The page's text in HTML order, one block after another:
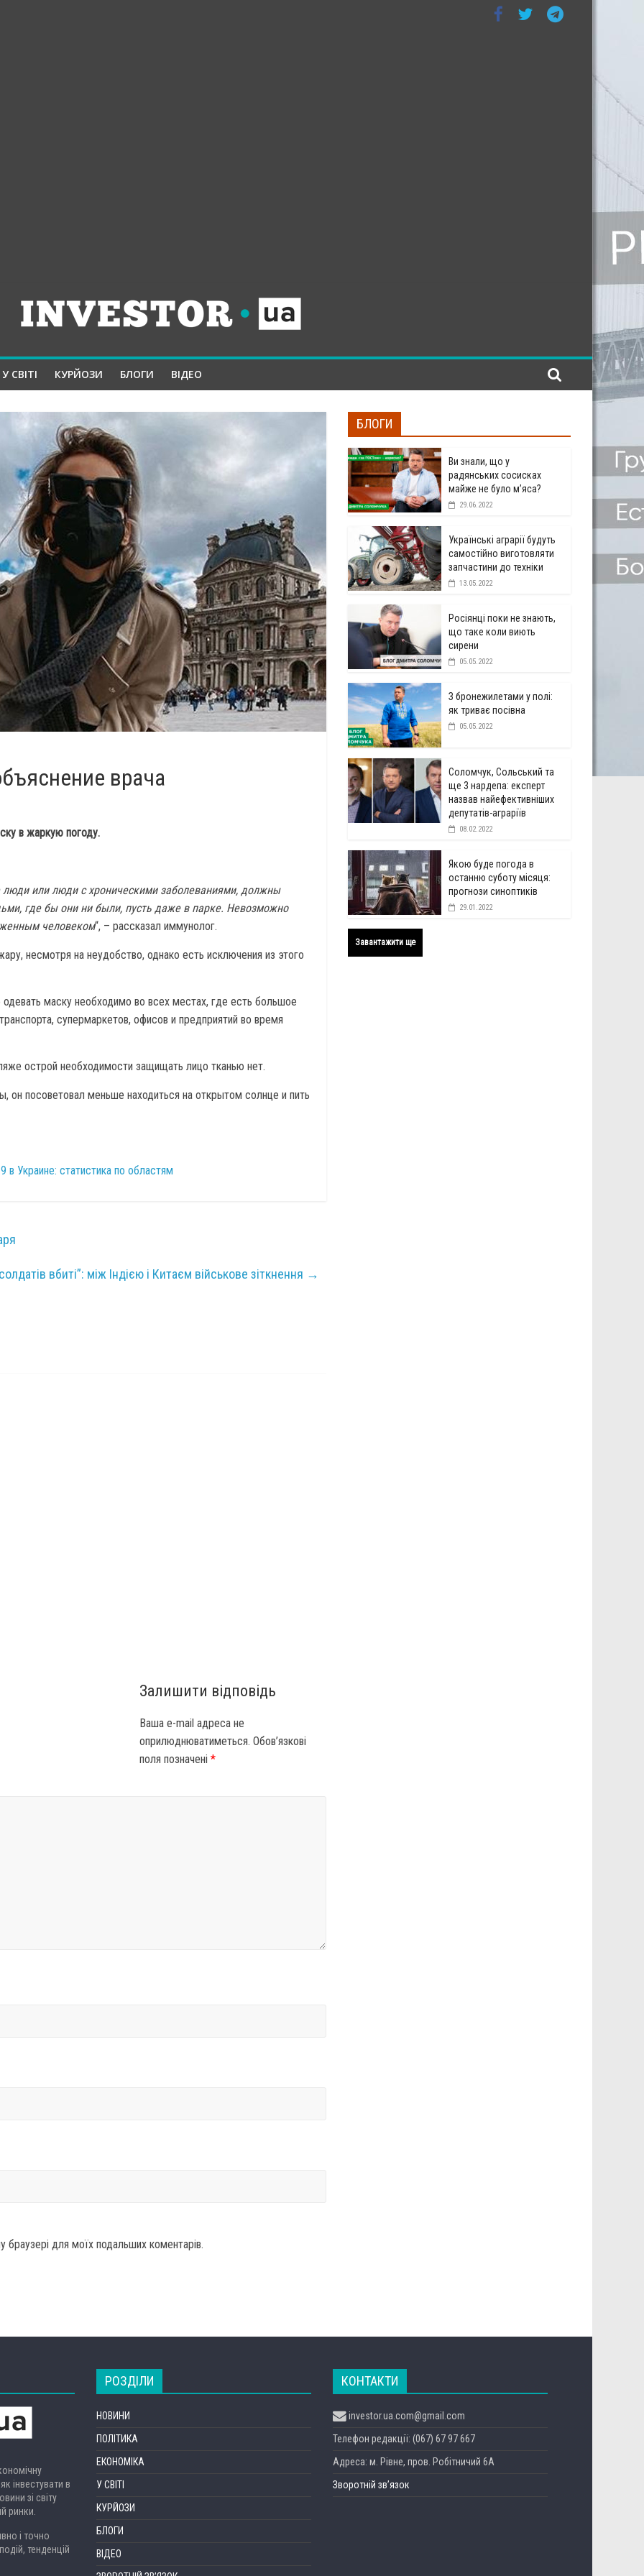
У СВІТІ КУРЙОЗИ БЛОГИ ВІДЕО
врача
в жаркую погоду.
или люди с хроническими заболеваниями, должны
где бы они ни были, пусть даже в парке. Невозможно
человеком“, – рассказал иммунолог.
несмотря на неудобство, однако есть исключения из этого
маску необходимо во всех местах, где есть большое
супермаркетов, офисов и предприятий во время
острой необходимости защищать лицо тканью нет.
посоветовал меньше находиться на открытом солнце и пить
Украине: статистика по областям
вбиті”: між Індією і Китаєм військове зіткнення →
Залишити відповідь
Ваша e-mail адреса не
оприлюднюватиметься. Обов’язкові
поля позначені *
для моїх подальших коментарів.
БЛОГИ
Ви знали, що у
радянських сосисках
майже не було м’яса?
29.06.2022
Українські аграрії будуть
самостійно виготовляти
запчастини до техніки
13.05.2022
Росіянці поки не знають,
що таке коли виють
сирени
05.05.2022
З бронежилетами у полі:
як триває посівна
05.05.2022
Соломчук, Сольський та
ще 3 нардепа: експерт
назвав найефективніших
депутатів-аграріїв
08.02.2022
Якою буде погода в
останню суботу місяця:
прогнози синоптиків
29.01.2022
Завантажити ще
інвестувати в
зі світу
ринки.
і точно
тенденцій
РОЗДІЛИ
НОВИНИ
ПОЛІТИКА
ЕКОНОМІКА
У СВІТІ
КУРЙОЗИ
БЛОГИ
ВІДЕО
КОНТАКТИ
investor.ua.com@gmail.com
Телефон редакції: (067) 67 97 667
Адреса: м. Рівне, пров. Робітничий 6А
Зворотній зв’язок